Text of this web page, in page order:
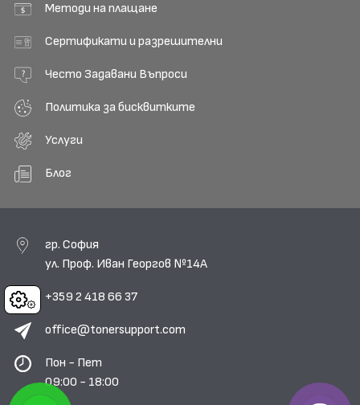
Cookies
Методи на плащане
Сертификати и разрешителни
Често Задавани Въпроси
Политика за бисквитките
Услуги
Блог
гр. София
ул. Проф. Иван Георгов №14А
+359 2 418 66 37
office@tonersupport.com
Пон - Пет
09:00 - 18:00